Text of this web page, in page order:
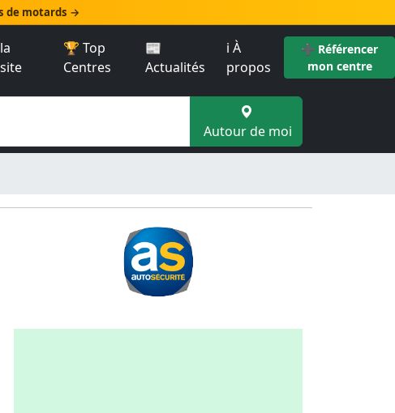
de motards →
🏆 Top
Centres
📰
Actualités
ℹ️ À
propos
➕ Référencer
mon centre
Autour de moi